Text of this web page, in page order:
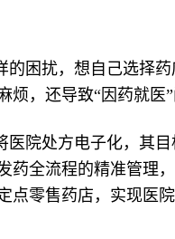
的困扰，想自己选择
，还导致“因药就医”
医院处方电子化，其
药全流程的精准管理
点零售药店，实现医